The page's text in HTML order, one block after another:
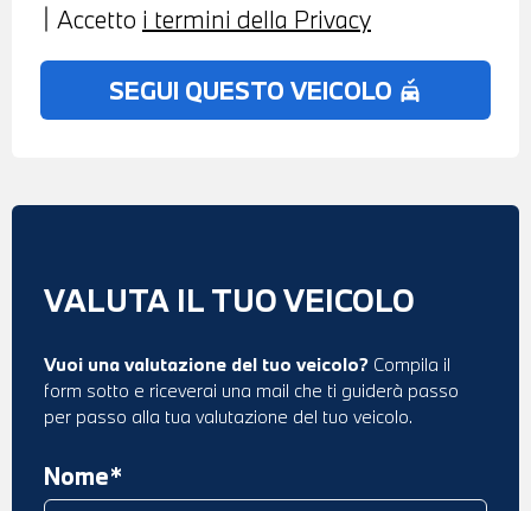
Accetto i termini della Privacy
SEGUI QUESTO VEICOLO no_crash
VALUTA IL TUO VEICOLO
Vuoi una valutazione del tuo veicolo? Compila il
form sotto e riceverai una mail che ti guiderà passo
per passo alla tua valutazione del tuo veicolo.
Nome*